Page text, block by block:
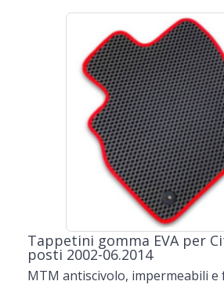
Tappetini gomma EVA per
posti 2002-06.2014
MTM antiscivolo, impermeabili e